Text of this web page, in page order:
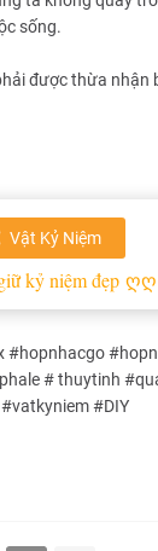
sống.
được thừa nhận
Vật Kỷ Niệm
kỷ niệm đẹp ღღ
# thuytinh
#DIY